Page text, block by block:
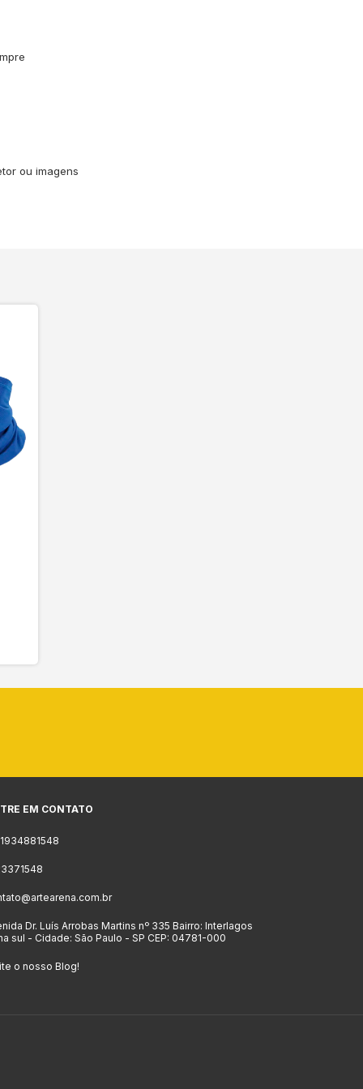
ou imagens
EM CONTATO
Dr. Luís Arrobas Martins nº 335 Bairro: Interlagos
sul - Cidade: São Paulo - SP CEP: 04781-000
o nosso Blog!